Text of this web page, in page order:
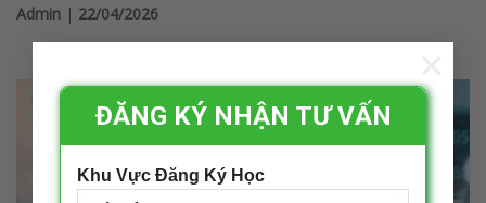
ĐĂNG KÝ NHẬN TƯ VẤN
Khu Vực Đăng Ký Học
×
Admin | 22/04/2026